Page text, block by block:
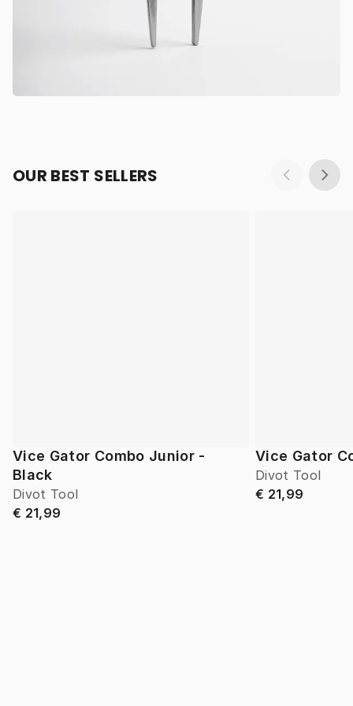
OUR BEST SELLERS
Vice Gator Combo Junior -
Black
Divot Tool
€ 21,99
Vice Gator
Divot Tool
€ 21,99